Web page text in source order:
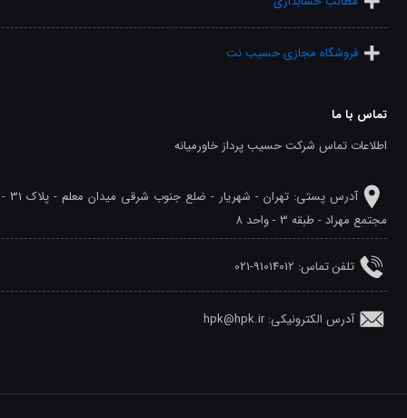
فروشگاه مجازی حسیب نت
تماس با ما
اطلاعات تماس شرکت حسیب پرداز خاورمیانه
آدرس پستی: تهران - شهريار - ضلع جنوب شرقی میدان معلم - پلاک 31 -
مجتمع مهراد - طبقه 3 - واحد 8
تلفن‌ تماس: 91014012-021
آدرس الکترونیکی: hpk@hpk.ir